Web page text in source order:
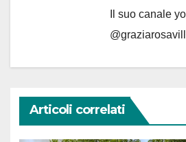
Il suo canale
Articoli correlati